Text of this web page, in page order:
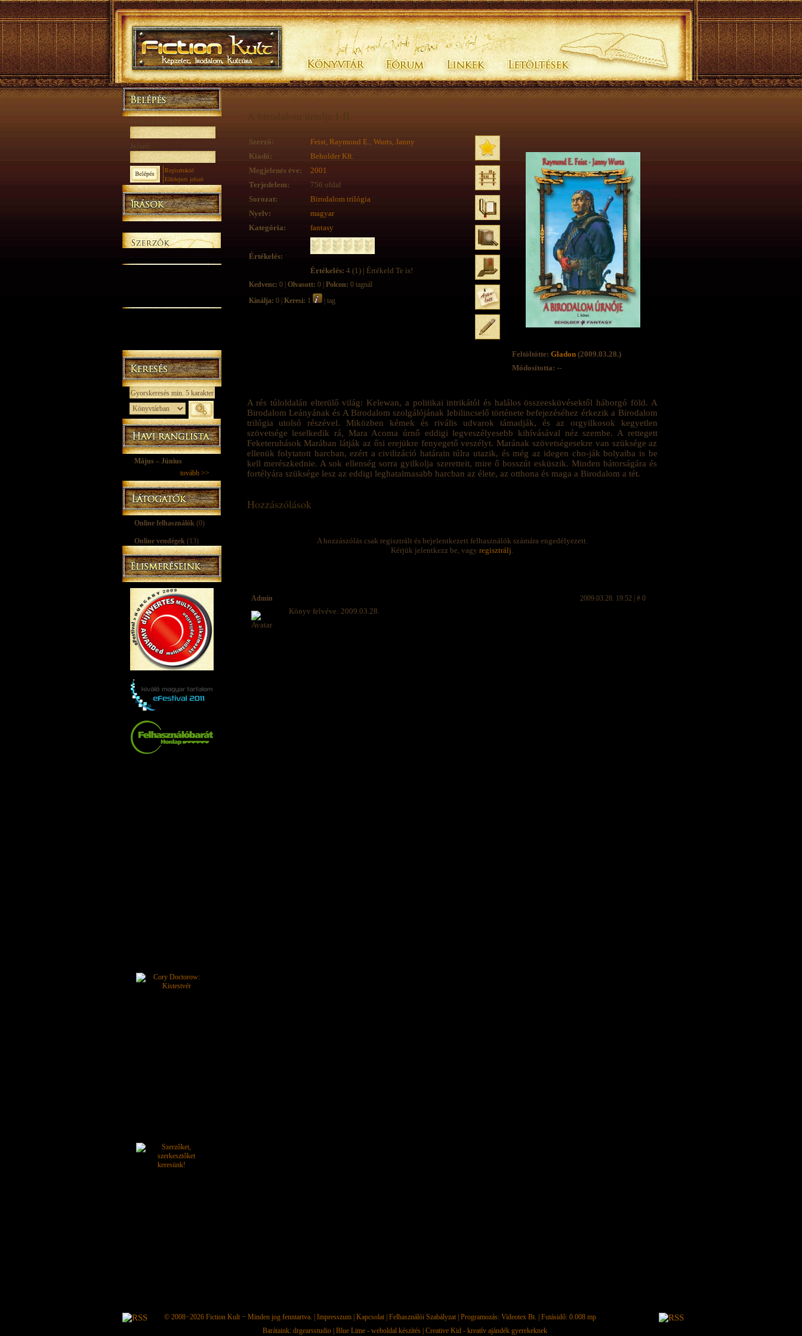
Jelszó:
Regisztráció
Elfelejtett jelszó
Május – Június
tovább >>
Online felhasználók (0)
Online vendégek(13)
A birodalom úrnője I-II.
Feltöltötte: Gladon(2009.03.28.)
Módosította: --
Szerző: Feist, Raymond E.; Wurts, Janny
Kiadó:
Beholder Kft.
Megjelenés éve:
2001
Terjedelem:
756 oldal
Sorozat:
Birodalom trilógia
Nyelv:
magyar
Kategória:
fantasy
Értékelés:
Értékelés: 4 (1) | Értékeld Te is!
Kedvenc: 0 | Olvasott: 0 | Polcon: 0 tagnál
Kínálja: 0 | Keresi: 1 | tag
A rés túloldalán elterülő világ: Kelewan, a politikai intrikától és halálos összeesküvésektől háborgó föld. A
Birodalom Leányának és A Birodalom szolgálójának lebilincselő története befejezéséhez érkezik a Birodalom
trilógia utolsó részével. Miközben kémek és rivális udvarok támadják, és az orgyilkosok kegyetlen
szövetsége leselkedik rá, Mara Acoma úrnő eddigi legveszélyesebb kihívásával néz szembe. A rettegett
Feketeruhások Marában látják az ősi erejükre fenyegető veszélyt. Marának szövetségesekre van szüksége az
ellenük folytatott harcban, ezért a civilizáció határain túlra utazik, és még az idegen cho-ják bolyaiba is be
kell merészkednie. A sok ellenség sorra gyilkolja szeretteit, mire ő bosszút esküszik. Minden bátorságára és
fortélyára szüksége lesz az eddigi leghatalmasabb harcban az élete, az otthona és maga a Birodalom a tét.
Hozzászólások
A hozzászólás csak regisztrált és bejelentkezett felhasználók számára engedélyezett.
Kérjük jelentkezz be, vagy regisztrálj.
Admin 2009.03.28. 19:52 | # 0
Könyv felvéve: 2009.03.28.
© 2008−2026 Fiction Kult− Minden jog fenntartva. | Impresszum| Kapcsolat| Felhasználói Szabályzat| Programozás: Videotex Bt. | Futásidő: 0.008 mp
Barátaink: drgearsstudio| Blue Lime - weboldal készítés| Creative Kid - kreatív ajándék gyerekeknek